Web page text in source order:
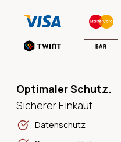
Optimaler Schutz.
Sicherer Einkauf
Datenschutz